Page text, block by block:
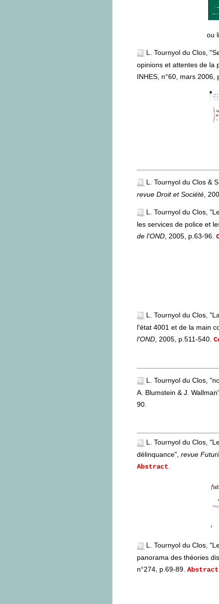
ou
L. Tournyol du Clos,
opinions et attentes de la
INHES, n°60, mars 2006,
L. Tournyol du Clos &
revue Droit et Société ,
L. Tournyol du Clos,
les services de police et
de l'OND , 2005, p.63-96.
L. Tournyol du Clos,
l'état 4001 et de la main
l'OND , 2005, p.511-540.
L. Tournyol du Clos,
A. Blumstein & J.
90.
L. Tournyol du Clos,
délinquance", revue
Abstract
L. Tournyol du Clos,
panorama des théories
n°274, p.69-89. Abstract